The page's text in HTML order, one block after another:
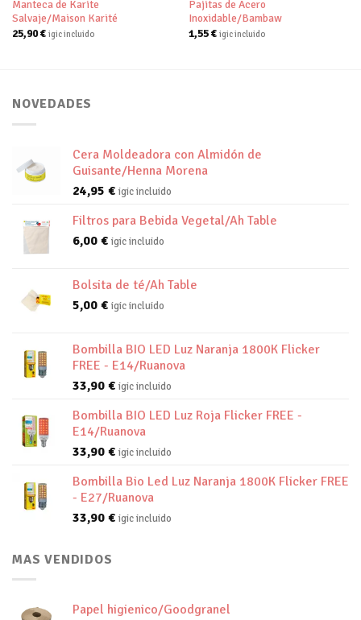
Manteca de Karite
Salvaje/Maison Karité
25,90€ igic incluido
Pajitas de Acero
Inoxidable/Bambaw
1,55€ igic incluido
NOVEDADES
Cera Moldeadora con Almidón de
Guisante/Henna Morena
24,95 € igic incluido
Filtros para Bebida Vegetal/Ah Table
6,00 € igic incluido
Bolsita de té/Ah Table
5,00 € igic incluido
Bombilla BIO LED Luz Naranja 1800K Flicker
FREE - E14/Ruanova
33,90 € igic incluido
Bombilla BIO LED Luz Roja Flicker FREE -
E14/Ruanova
33,90 € igic incluido
Bombilla Bio Led Luz Naranja 1800K Flicker FREE
- E27/Ruanova
33,90 € igic incluido
MAS VENDIDOS
Papel higienico/Goodgranel